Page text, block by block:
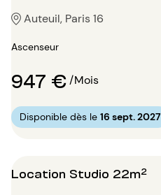
Auteuil, Paris 16
Ascenseur
947 €/Mois
Disponible dès le 16 sept. 2027
Location Studio 22m²